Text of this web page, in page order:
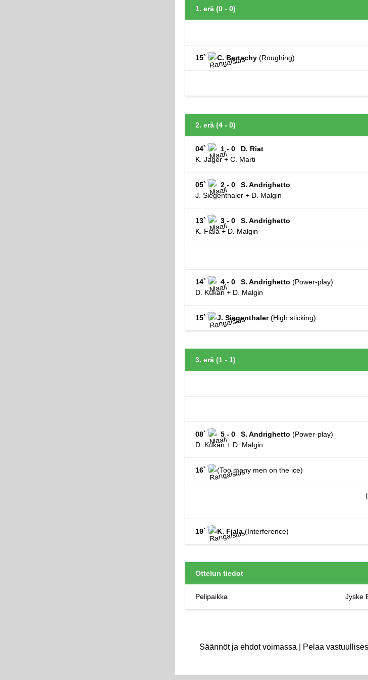
1. erä (0 - 0)
15` C. Bertschy (Roughing)
2. erä (4 - 0)
04` 1 - 0
D. Riat
K. Jager + C. Marti
05` 2 - 0
S. Andrighetto
J. Siegenthaler + D. Malgin
13` 3 - 0
S. Andrighetto
K. Fiala + D. Malgin
14` 4 - 0 S. Andrighetto (Power-play)
D. Kukan + D. Malgin
15` J. Siegenthaler(High sticking)
3. erä (1 - 1)
08` 5 - 0 S. Andrighetto (Power-play)
D. Kukan + D. Malgin
16` (Too many men on the ice)
19` K. Fiala(Interference)
Ottelun tiedot
Pelipaikka Jyske
Säännöt ja ehdot voimassa | Pelaa